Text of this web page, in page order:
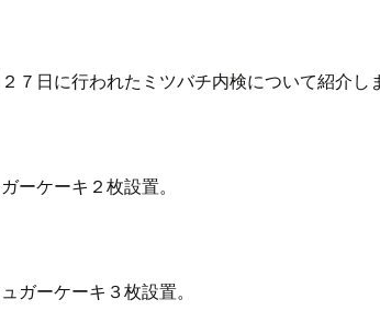
７日に行われたミツバチ内検について紹介し
ーケーキ２枚設置。
ガーケーキ３枚設置。